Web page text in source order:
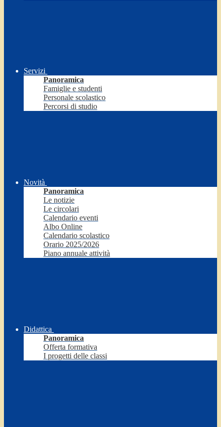
Servizi
Panoramica
Famiglie e studenti
Personale scolastico
Percorsi di studio
Novità
Panoramica
Le notizie
Le circolari
Calendario eventi
Albo Online
Calendario scolastico
Orario 2025/2026
Piano annuale attività
Didattica
Panoramica
Offerta formativa
I progetti delle classi